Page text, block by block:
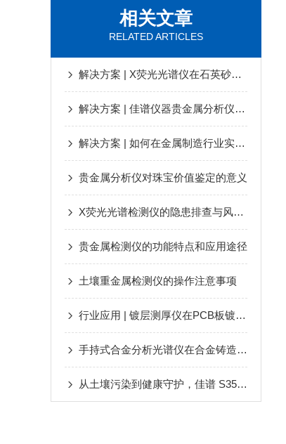
相关文章
RELATED ARTICLES
解决方案 | X荧光光谱仪在石英砂检测中应用
解决方案 | 佳谱仪器贵金属分析仪，让检测品质全速提升
解决方案 | 如何在金属制造行业实现“高效率高质量”
贵金属分析仪对珠宝价值鉴定的意义
X荧光光谱检测仪的隐患排查与风险控制
贵金属检测仪的功能特点和应用途径
土壤重金属检测仪的操作注意事项
行业应用 | 镀层测厚仪在PCB板镀层检测的应用优势
手持式合金分析光谱仪在合金铸造业中的优势和应用
从土壤污染到健康守护，佳谱 S350 让重金属检测 “快” 人一步